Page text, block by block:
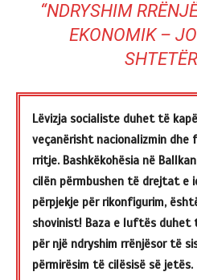
“NDRYSHIM
EKONOMIK –
Lëvizja socialiste duhet të
veçanërisht nacionalizmin dhe
rritje. Bashkëkohësia në
cilën përmbushen të drejtat e
përpjekje për rikonfigurim,
shovinist! Baza e luftës duhet
për një ndryshim rrënjësor të
përmirësim të cilësisë së jetës.